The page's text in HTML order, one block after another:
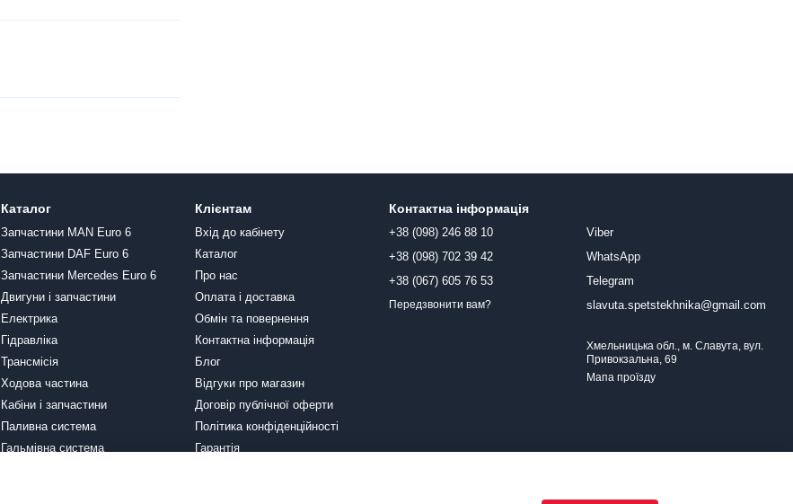
Каталог
Запчастини MAN Euro 6
Запчастини DAF Euro 6
Запчастини Mercedes Euro 6
Двигуни і запчастини
Електрика
Гідравліка
Трансмісія
Ходова частина
Кабіни і запчастини
Паливна система
Гальмівна система
Клієнтам
Вхід до кабінету
Каталог
Про нас
Оплата і доставка
Обмін та повернення
Контактна інформація
Блог
Відгуки про магазин
Договір публічної оферти
Політика конфіденційності
Гарантія
Контактна інформація
+38 (098) 246 88 10
+38 (098) 702 39 42
+38 (067) 605 76 53
Передзвонити вам?
Viber
WhatsApp
Telegram
slavuta.spetstekhnika@gmail.com
Хмельницька обл., м. Славута, вул.
Привокзальна, 69
Мапа проїзду